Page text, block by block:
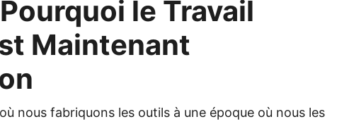
le Travail
Maintenant
nous fabriquons les outils à une époque où nous les